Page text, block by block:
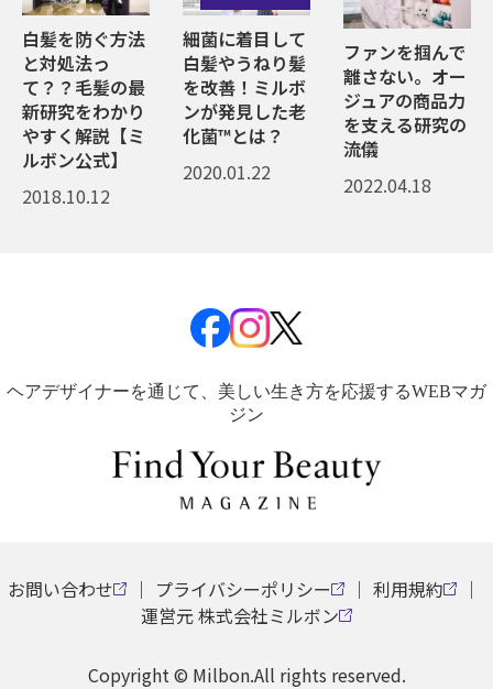
白髪を防ぐ方法
と対処法っ
て？？毛髪の最
新研究をわかり
やすく解説【ミ
ルボン公式】
2018.10.12
細菌に着目して
白髪やうねり髪
を改善！ミルボ
ンが発見した老
化菌™とは？
2020.01.22
ファンを掴んで
離さない。オー
ジュアの商品力
を支える研究の
流儀
2022.04.18
ヘアデザイナーを通じて、美しい生き方を応援するWEBマガ
ジン
お問い合わせ プライバシーポリシー
利用規約
運営元 株式会社ミルボン
Copyright © Milbon.All rights reserved.